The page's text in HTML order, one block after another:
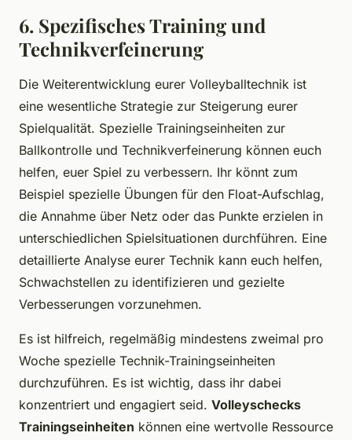
6. Spezifisches Training und
Technikverfeinerung
Die Weiterentwicklung eurer Volleyballtechnik ist
eine wesentliche Strategie zur Steigerung eurer
Spielqualität. Spezielle Trainingseinheiten zur
Ballkontrolle und Technikverfeinerung können euch
helfen, euer Spiel zu verbessern. Ihr könnt zum
Beispiel spezielle Übungen für den Float-Aufschlag,
die Annahme über Netz oder das Punkte erzielen in
unterschiedlichen Spielsituationen durchführen. Eine
detaillierte Analyse eurer Technik kann euch helfen,
Schwachstellen zu identifizieren und gezielte
Verbesserungen vorzunehmen.
Es ist hilfreich, regelmäßig mindestens zweimal pro
Woche spezielle Technik-Trainingseinheiten
durchzuführen. Es ist wichtig, dass ihr dabei
konzentriert und engagiert seid. Volleyschecks
Trainingseinheiten können eine wertvolle Ressource